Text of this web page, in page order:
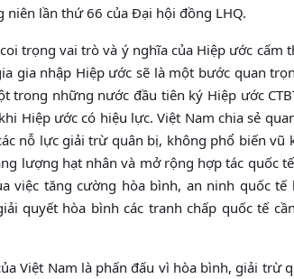
niên lần thứ 66 của Đại hội đồng LHQ.
trọng vai trò và ý nghĩa của Hiệp ước cấm
gia nhập Hiệp ước sẽ là một bước quan
trong những nước đầu tiên ký Hiệp ước
Hiệp ước có hiệu lực. Việt Nam chia sẻ
nỗ lực giải trừ quân bị, không phổ biến vũ
lượng hạt nhân và mở rộng hợp tác quốc
việc tăng cường hòa bình, an ninh quốc tế
quyết hòa bình các tranh chấp quốc tế
Việt Nam là phấn đấu vì hòa bình, giải trừ